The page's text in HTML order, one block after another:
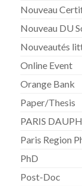
Nouveau
Nouveau DU
Nouveautés
Online Event
Orange Bank
Paper/Thesis
PARIS
Paris Region
PhD
Post-Doc